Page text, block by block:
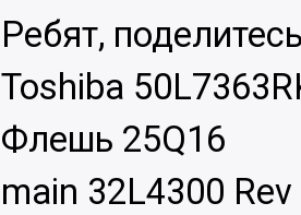
Ребят,
Toshiba
Флешь 25Q16
main 32L4300